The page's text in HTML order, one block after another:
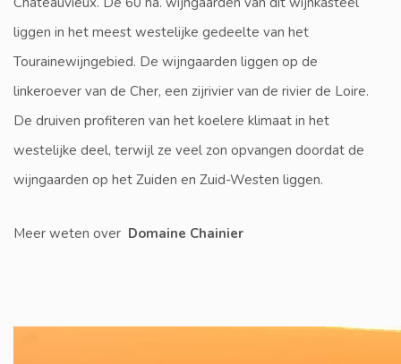
liggen in het meest westelijke gedeelte van het
Tourainewijngebied. De wijngaarden liggen op de
linkeroever van de Cher, een zijrivier van de rivier de Loire.
De druiven profiteren van het koelere klimaat in het
westelijke deel, terwijl ze veel zon opvangen doordat de
wijngaarden op het Zuiden en Zuid-Westen liggen.
Meer weten over Domaine Chainier